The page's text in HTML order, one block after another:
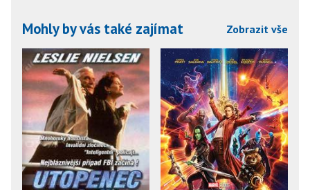
Mohly by vás také zajímat Zobrazit vše